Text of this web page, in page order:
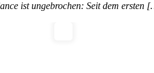
ist ungebrochen: Seit dem ersten